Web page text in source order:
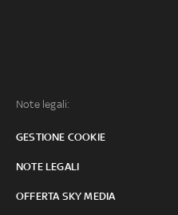
Note legali:
GESTIONE COOKIE
NOTE LEGALI
OFFERTA SKY MEDIA